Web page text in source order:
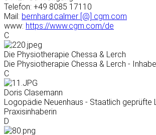
Telefon: +49 8085 17110
Mail: bernhard.calmer [@] cgm.com
www: https://www.cgm.com/de
C
Die Physiotherapie Chessa & Lerch
Die Physiotherapie Chessa & Lerch -
C
Doris Clasemann
Logopädie Neuenhaus - Staatlich geprüfte
Praxisinhaberin
D